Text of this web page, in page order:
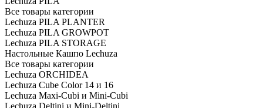
Все товары категории
Lechuza PILA PLANTER
Lechuza PILA GROWPOT
Lechuza PILA STORAGE
Настольные Кашпо Lechuza
Все товары категории
Lechuza ORCHIDEA
Lechuza Cube Color 14 и 16
Lechuza Maxi-Cubi и Mini-Cubi
Lechuza Deltini и Mini-Deltini